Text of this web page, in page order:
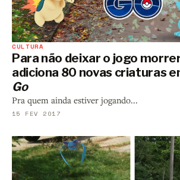
CULTURA
Para não deixar o jogo
adiciona 80 novas criaturas
Go
Pra quem ainda estiver jogando...
15 FEV 2017